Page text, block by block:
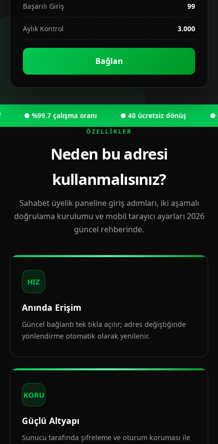
Başarılı Giriş 99
Aylık Kontrol 3.000
Bağlan
● %99.7 çalışma oranı ● 40 ücretsiz dönüş ●
ÖZELLIKLER
Neden bu adresi
kullanmalısınız?
Sahabet üyelik paneline giriş adımları, iki aşamalı
doğrulama kurulumu ve mobil tarayıcı ayarları 2026
güncel rehberinde.
HIZ
Anında Erişim
Güncel bağlantı tek tıkla açılır; adres değiştiğinde
yönlendirme otomatik olarak yenilenir.
KORU
Güçlü Altyapı
Sunucu tarafında şifreleme ve oturum koruması ile